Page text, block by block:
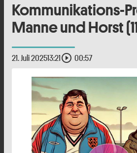
Kommunikations-
Manne und Horst
21. Juli 202513:21play_circle_outline 00:57